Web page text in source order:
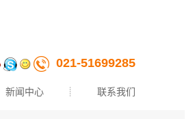
021-51699285
新闻中心 联系我们